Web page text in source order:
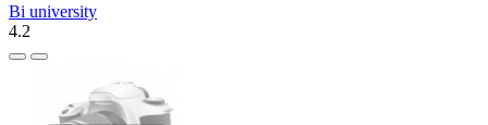
Bi university
4.2